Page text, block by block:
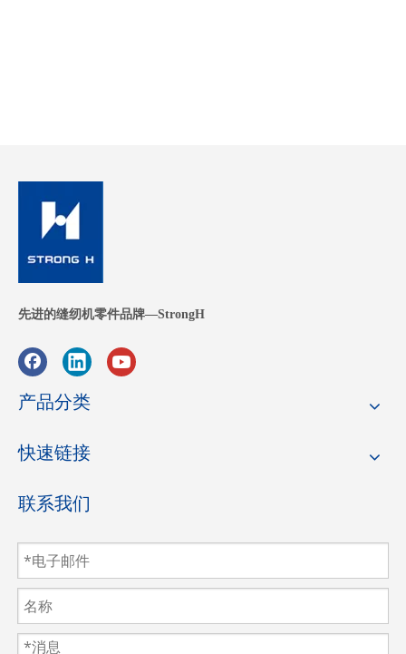
先进的缝纫机零件品牌—StrongH
产品分类
快速链接
联系我们